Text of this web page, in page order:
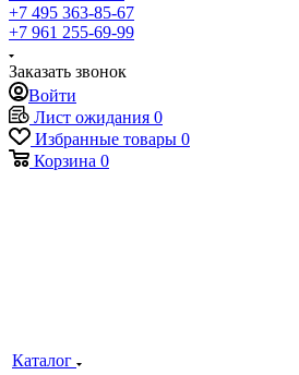
+7 495 363-85-67
+7 961 255-69-99
Заказать звонок
Войти
Лист ожидания 0
Избранные товары 0
Корзина 0
Каталог